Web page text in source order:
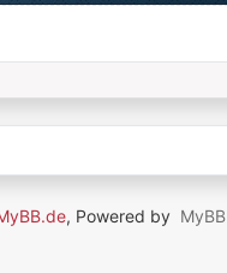
, Powered by MyBB